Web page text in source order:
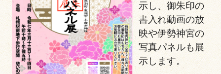
示し、御朱印の
書入れ動画の放
映や伊勢神宮の
写真パネルも展
示します。